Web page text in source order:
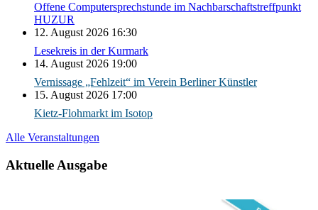
Offene Computersprechstunde im Nachbarschaftstreffpunkt
HUZUR
12. August 2026 16:30
Lesekreis in der Kurmark
14. August 2026 19:00
Vernissage „Fehlzeit“ im Verein Berliner Künstler
15. August 2026 17:00
Kietz-Flohmarkt im Isotop
Alle Veranstaltungen
Aktuelle Ausgabe